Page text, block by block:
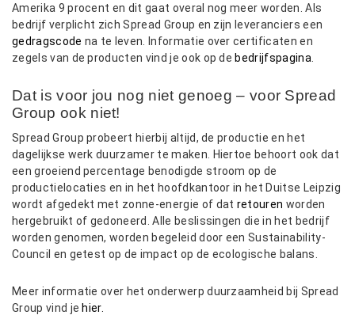
Amerika 9 procent en dit gaat overal nog meer worden. Als
bedrijf verplicht zich Spread Group en zijn leveranciers een
gedragscode na te leven. Informatie over certificaten en
zegels van de producten vind je ook op de bedrijfspagina
Dat is voor jou nog niet genoeg – voor Spread
Group ook niet!
Spread Group probeert hierbij altijd, de productie en het
dagelijkse werk duurzamer te maken. Hiertoe behoort ook dat
een groeiend percentage benodigde stroom op de
productielocaties en in het hoofdkantoor in het Duitse Leipzig
wordt afgedekt met zonne-energie of dat retouren worden
hergebruikt of gedoneerd. Alle beslissingen die in het bedrijf
worden genomen, worden begeleid door een Sustainability-
Council en getest op de impact op de ecologische balans.
Meer informatie over het onderwerp duurzaamheid bij Spread
Group vind je hier.